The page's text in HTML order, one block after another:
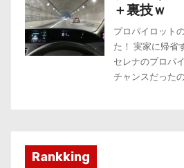
Rankking